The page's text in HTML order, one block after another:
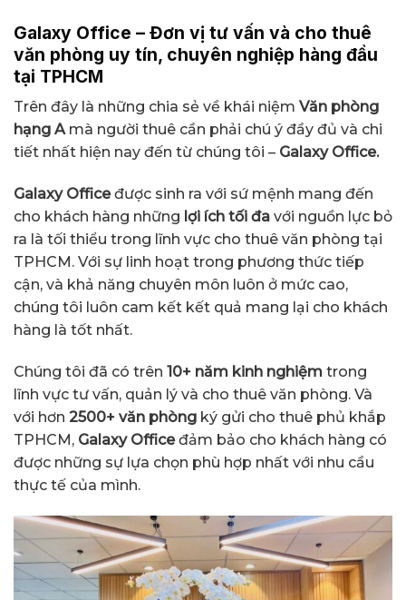
Galaxy Office – Đơn vị tư vấn và cho thuê
văn phòng uy tín, chuyên nghiệp hàng đầu
tại TPHCM
Trên đây là những chia sẻ về khái niệm Văn phòng
hạng Amà người thuê cần phải chú ý đầy đủ và chi
tiết nhất hiện nay đến từ chúng tôi – Galaxy Office.
Galaxy Officeđược sinh ra với sứ mệnh mang đến
cho khách hàng những lợi ích tối đa với nguồn lực bỏ
ra là tối thiểu trong lĩnh vực cho thuê văn phòng tại
TPHCM. Với sự linh hoạt trong phương thức tiếp
cận, và khả năng chuyên môn luôn ở mức cao,
chúng tôi luôn cam kết kết quả mang lại cho khách
hàng là tốt nhất.
Chúng tôi đã có trên 10+ năm kinh nghiệm trong
lĩnh vực tư vấn, quản lý và cho thuê văn phòng. Và
với hơn 2500+ văn phòng ký gửi cho thuê phủ khắp
TPHCM, Galaxy Officeđảm bảo cho khách hàng có
được những sự lựa chọn phù hợp nhất với nhu cầu
thực tế của mình.